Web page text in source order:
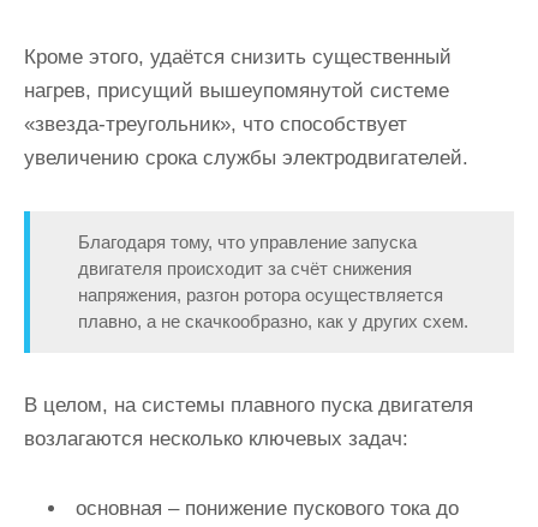
Кроме этого, удаётся снизить существенный
нагрев, присущий вышеупомянутой системе
«звезда-треугольник», что способствует
увеличению срока службы электродвигателей.
Благодаря тому, что управление запуска
двигателя происходит за счёт снижения
напряжения, разгон ротора осуществляется
плавно, а не скачкообразно, как у других схем.
В целом, на системы плавного пуска двигателя
возлагаются несколько ключевых задач:
основная – понижение пускового тока до